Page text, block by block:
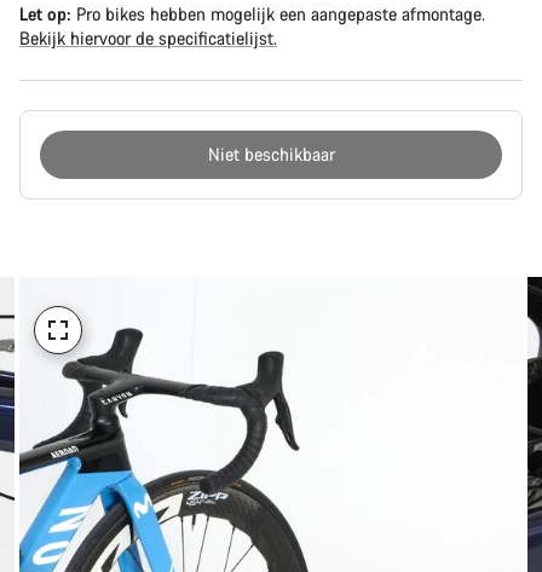
Let op: Pro bikes hebben mogelijk een aangepaste afmontage.
Bekijk hiervoor de specificatielijst.
Niet beschikbaar